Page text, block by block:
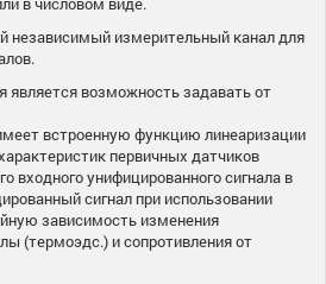
независимый измерительный канал для
возможность задавать от
встроенную функцию линеаризации
первичных датчиков
входного унифицированного сигнала в
сигнал при использовании
зависимость изменения
(термоэдс.) и сопротивления от